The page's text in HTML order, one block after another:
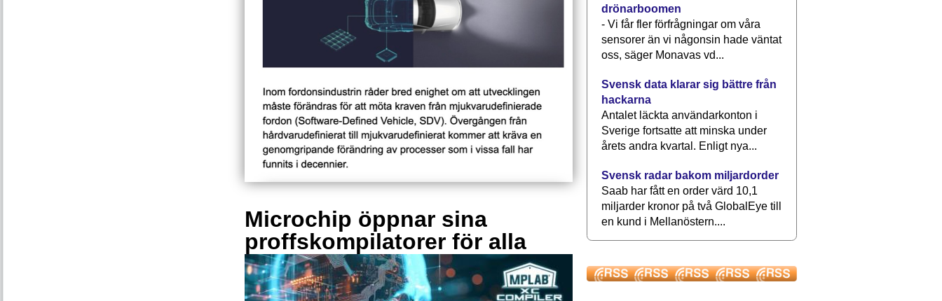
Microchip öppnar sina
proffskompilatorer för alla
drönarboomen
- Vi får fler förfrågningar om våra
sensorer än vi någonsin hade väntat
oss, säger Monavas vd...
Svensk data klarar sig bättre från
hackarna
Antalet läckta användarkonton i
Sverige fortsatte att minska under
årets andra kvartal. Enligt nya...
Svensk radar bakom miljardorder
Saab har fått en order värd 10,1
miljarder kronor på två GlobalEye till
en kund i Mellanöstern....